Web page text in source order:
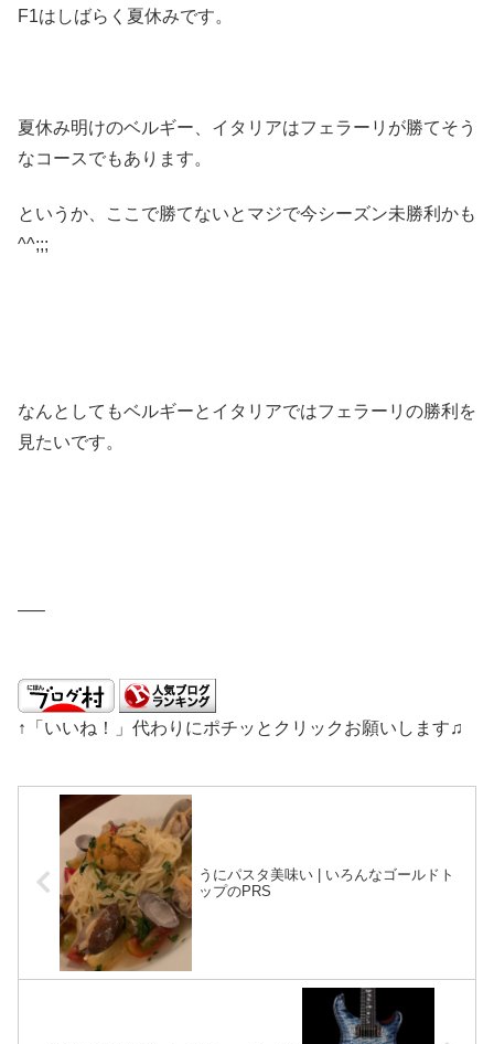
F1はしばらく夏休みです。
夏休み明けのベルギー、イタリアはフェラーリが勝てそう
なコースでもあります。
というか、ここで勝てないとマジで今シーズン未勝利かも
^^;;;
なんとしてもベルギーとイタリアではフェラーリの勝利を
見たいです。
—–
↑「いいね！」代わりにポチッとクリックお願いします♫
うにパスタ美味い | いろんなゴールドト
ップのPRS